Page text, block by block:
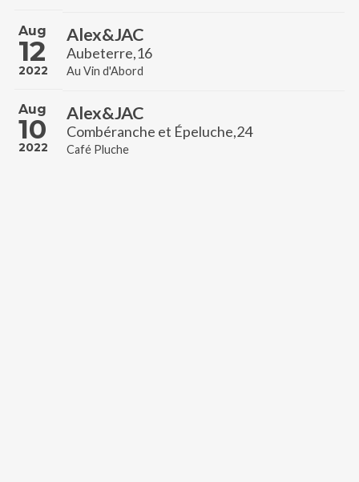
Aug
12
2022
Alex&JAC
Aubeterre,16
Au Vin d'Abord
Aug
10
2022
Alex&JAC
Combéranche et Épeluche,24
Café Pluche